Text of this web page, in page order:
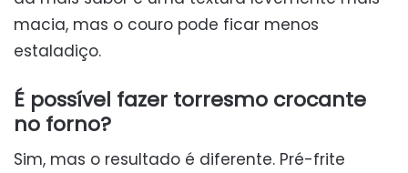
macia, mas o couro pode ficar menos
estaladiço.
É possível fazer torresmo crocante
no forno?
Sim, mas o resultado é diferente. Pré-frite